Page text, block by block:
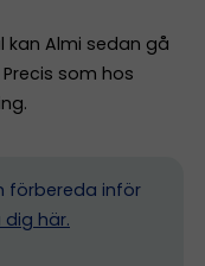
Almi sedan gå
som hos
förbereda inför
dig här.